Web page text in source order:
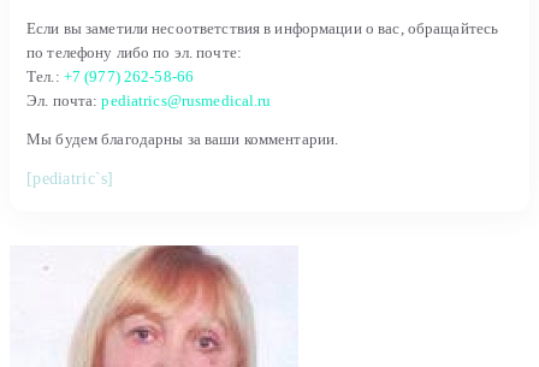
Если вы заметили несоответствия в информации о вас, обращайтесь
по телефону либо по эл. почте:
Тел.: +7 (977) 262-58-66
Эл. почта:pediatrics@rusmedical.ru
Мы будем благодарны за ваши комментарии.
[pediatric`s]